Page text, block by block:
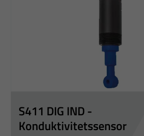
S411 DIG IND -
Konduktivitetssensor